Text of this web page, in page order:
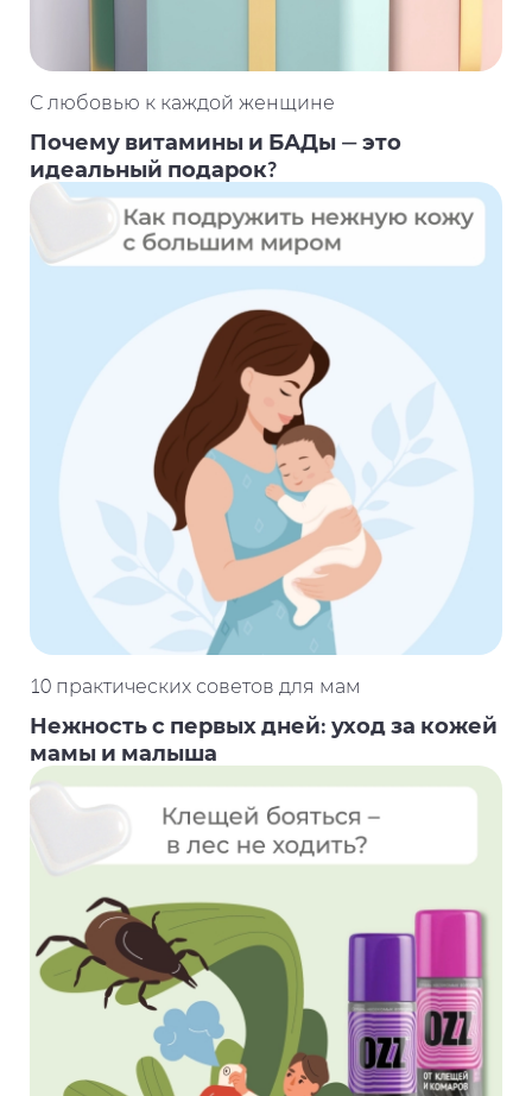
С любовью к каждой женщине
Почему витамины и БАДы — это
идеальный подарок?
10 практических советов для мам
Нежность с первых дней: уход за кожей
мамы и малыша